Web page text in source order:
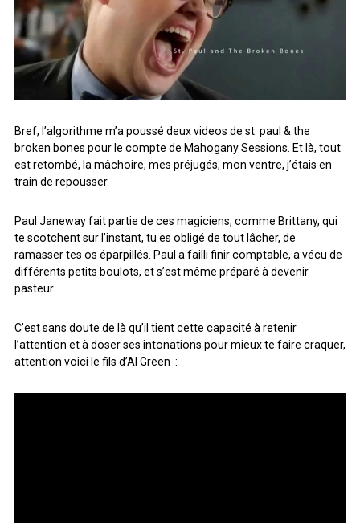
Bref, l’algorithme m’a poussé deux videos de st. paul & the
broken bones pour le compte de Mahogany Sessions. Et là, tout
est retombé, la mâchoire, mes préjugés, mon ventre, j’étais en
train de repousser.
Paul Janeway fait partie de ces magiciens, comme Brittany, qui
te scotchent sur l’instant, tu es obligé de tout lâcher, de
ramasser tes os éparpillés. Paul a failli finir comptable, a vécu de
différents petits boulots, et s’est même préparé à devenir
pasteur.
C’est sans doute de là qu’il tient cette capacité à retenir
l’attention et à doser ses intonations pour mieux te faire craquer,
attention voici le fils d’Al Green :